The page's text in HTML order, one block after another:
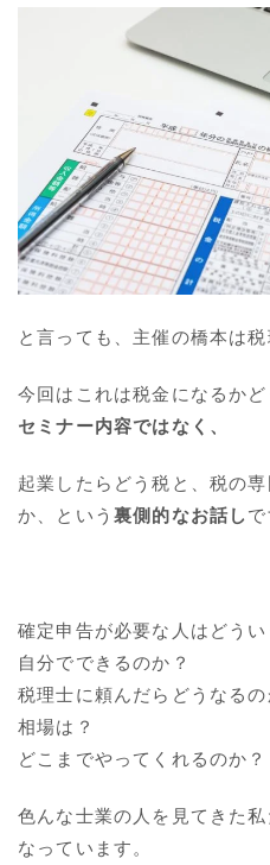
と言っても、主催の橋本は
今回はこれは税金になるかど
セミナー内容ではなく、
起業したらどう税と、税の
か、という 裏側的なお話しで
確定申告が必要な人はどうい
自分でできるのか？
税理士に頼んだらどうなるの
相場は？
どこまでやってくれるのか？
色んな士業の人を見てきた
なっています。